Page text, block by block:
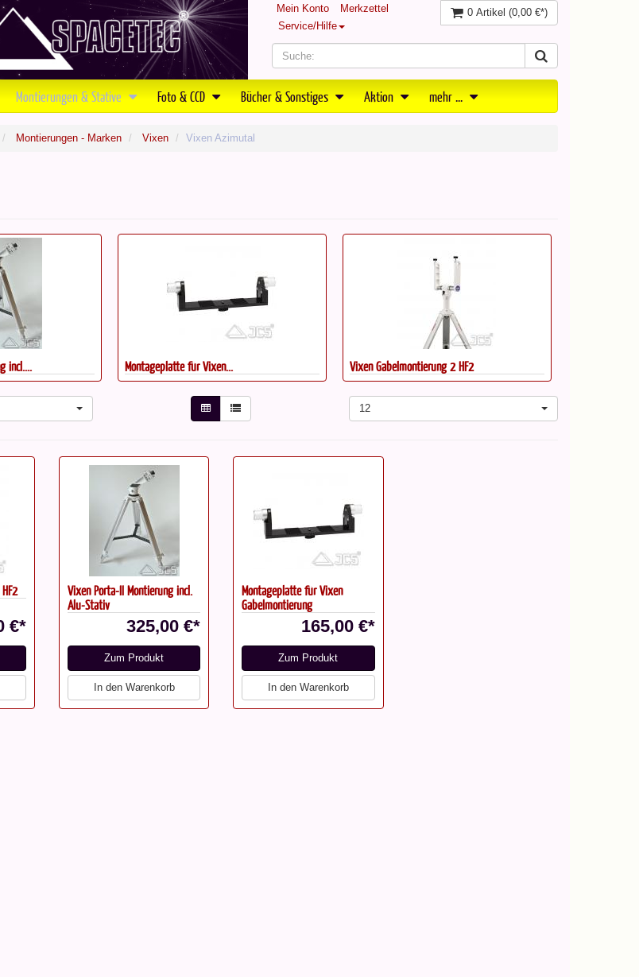
Mein Konto
Merkzettel
Service/Hilfe
0 Artikel (0,00 €*)
Montierungen & Stative Foto & CCD Bücher & Sonstiges Aktion mehr ...
Montierungen - Marken Vixen Vixen Azimutal
incl.... Montageplatte für Vixen... Vixen Gabelmontierung 2 HF2
12
€*
Vixen Porta-II Montierung incl.
Alu-Stativ
325,00 €*
Zum Produkt
In den Warenkorb
Montageplatte für Vixen
Gabelmontierung
165,00 €*
Zum Produkt
In den Warenkorb